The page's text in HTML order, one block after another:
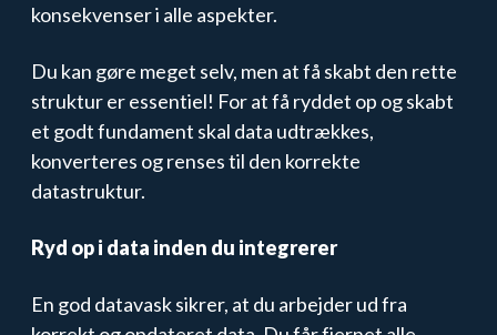
konsekvenser i alle aspekter.
Du kan gøre meget selv, men at få skabt den rette
struktur er essentiel! For at få ryddet op og skabt
et godt fundament skal data udtrækkes,
konverteres og renses til den korrekte
datastruktur.
Ryd op i data inden du integrerer
En god datavask sikrer, at du arbejder ud fra